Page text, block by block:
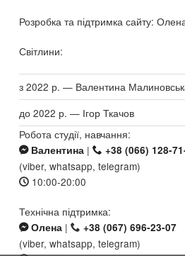
Розробка та підтримка сайту:
Світлини:
з 2022 р. — Валентина
до 2022 р. — Ігор Ткачов
Робота студії, навчання:
Валентина | +38 (066) 128-
(viber, whatsapp, telegram)
10:00-20:00
Технічна підтримка:
Олена | +38 (067) 696-23-07
(viber, whatsapp, telegram)